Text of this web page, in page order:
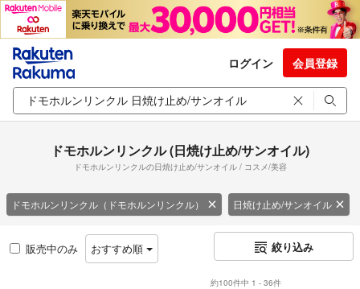
ログイン 会員登録
ドモホルンリンクル (日焼け止め/サンオイル)
ドモホルンリンクルの日焼け止め/サンオイル / コスメ/美容
ドモホルンリンクル（ドモホルンリンクル） 日焼け止め/サンオイル
販売中のみ おすすめ順 絞り込み
約100件中 1 - 36件